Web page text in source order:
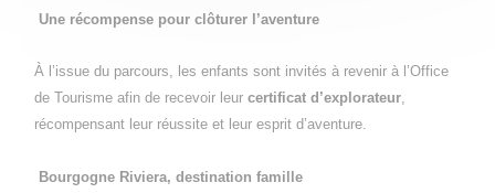
Une récompense pour clôturer l’aventure
À l’issue du parcours, les enfants sont invités à revenir à l’Office
de Tourisme afin de recevoir leurcertificat d’explorateur,
récompensant leur réussite et leur esprit d’aventure.
Bourgogne Riviera, destination famille